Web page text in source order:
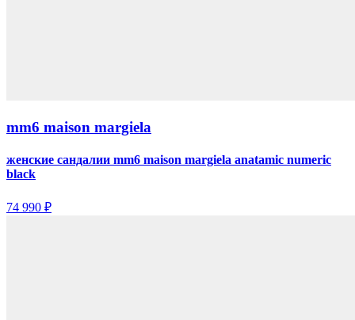
mm6 maison margiela
женские сандалии mm6 maison margiela anatamic numeric
black
74 990 ₽